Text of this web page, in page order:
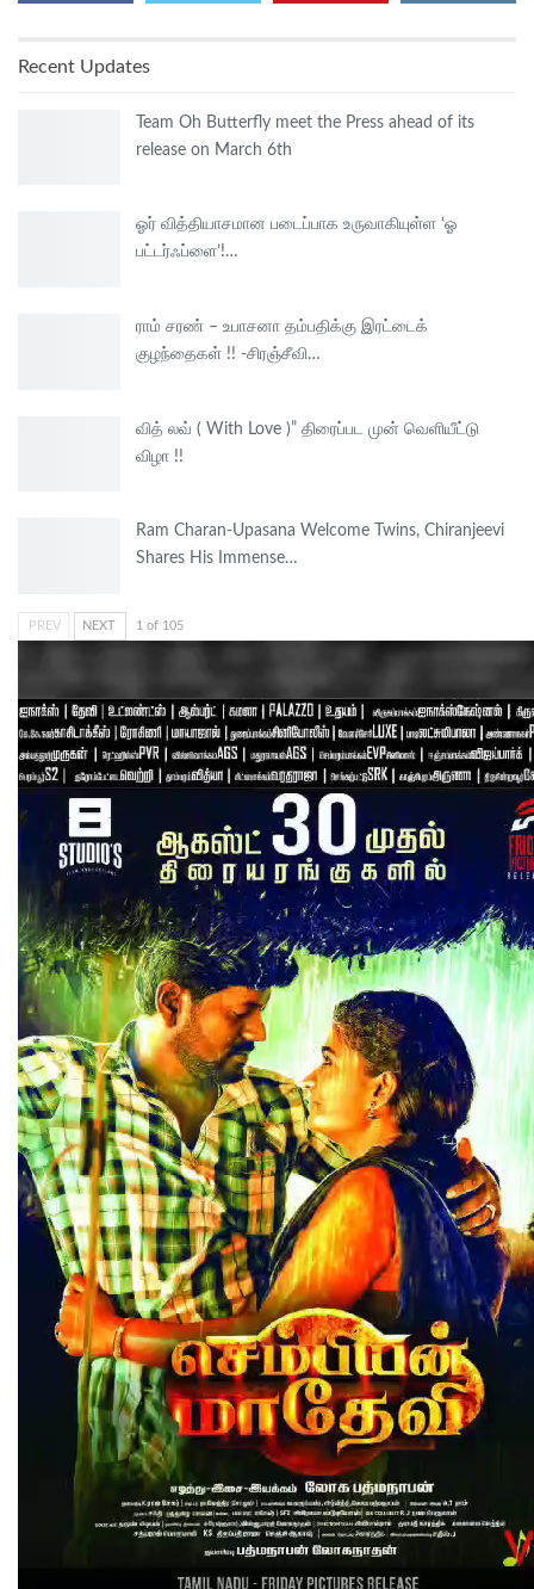
Recent Updates
Team Oh Butterfly meet the Press ahead of its
release on March 6th
ஓர் வித்தியாசமான படைப்பாக உருவாகியுள்ள ‘ஓ
பட்டர்ஃப்ளை’!…
ராம் சரண் – உபாசனா தம்பதிக்கு இரட்டைக்
குழந்தைகள் !! -சிரஞ்சீவி…
வித் லவ் ( With Love )” திரைப்பட முன் வெளியீட்டு
விழா !!
Ram Charan-Upasana Welcome Twins, Chiranjeevi
Shares His Immense…
PREV NEXT 1 of 105